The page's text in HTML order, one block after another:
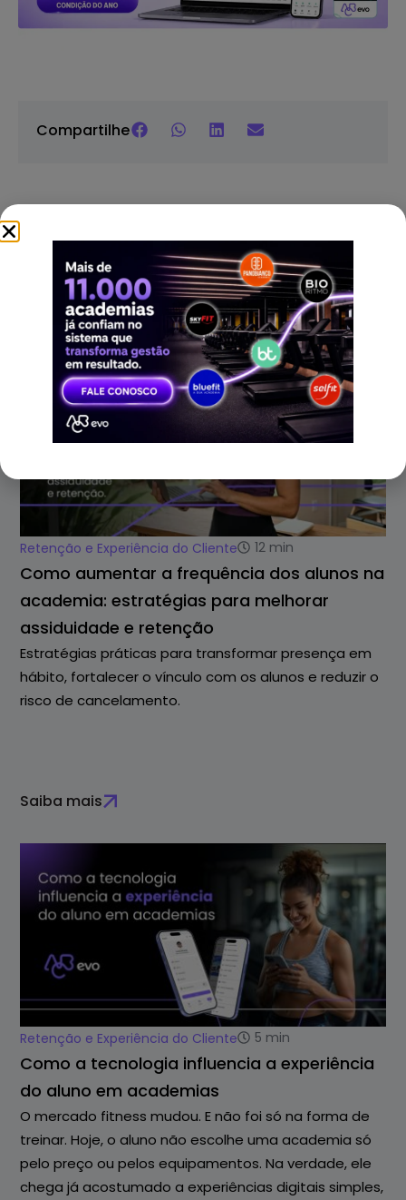
Compartilhe
Continue lendo
Retenção e Experiência do Cliente 12 min
Como aumentar a frequência dos alunos na
academia: estratégias para melhorar
assiduidade e retenção
Estratégias práticas para transformar presença em
hábito, fortalecer o vínculo com os alunos e reduzir o
risco de cancelamento.
Saiba mais
Retenção e Experiência do Cliente 5 min
Como a tecnologia influencia a experiência
do aluno em academias
O mercado fitness mudou. E não foi só na forma de
treinar. Hoje, o aluno não escolhe uma academia só
pelo preço ou pelos equipamentos. Na verdade, ele
chega já acostumado a experiências digitais simples,